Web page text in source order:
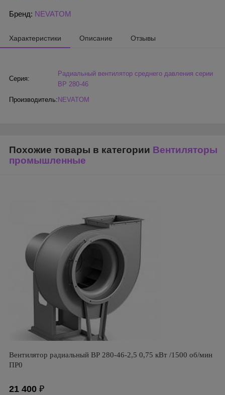
Бренд: NEVATOM
Характеристики Описание Отзывы
Серия:
Радиальный вентилятор среднего давления серии
ВР 280-46
Производитель: NEVATOM
Похожие товары в категории Вентиляторы
промышленные
Вентилятор радиальный ВР 280-46-2,5 0,75 кВт /1500 об/мин
ПР0
21 400 ₽